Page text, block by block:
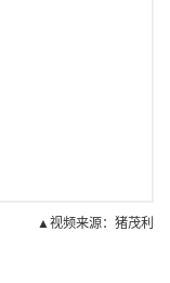
▲视频来源：猪茂利